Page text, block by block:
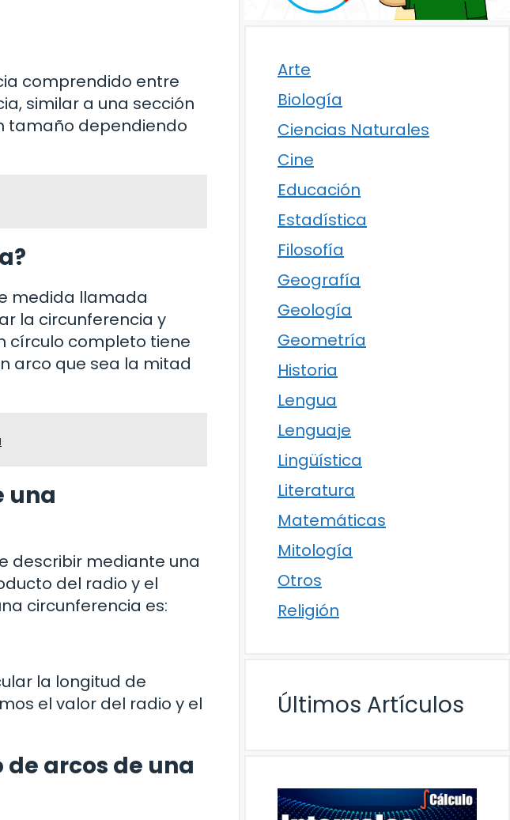
comprendido entre
similar a una sección
tamaño dependiendo
medida llamada
la circunferencia y
círculo completo tiene
arco que sea la mitad
una
describir mediante una
del radio y el
circunferencia es:
la longitud de
el valor del radio y el
arcos de una
Arte
Biología
Ciencias Naturales
Cine
Educación
Estadística
Filosofía
Geografía
Geología
Geometría
Historia
Lengua
Lenguaje
Lingüística
Literatura
Matemáticas
Mitología
Otros
Religión
Últimos Artículos